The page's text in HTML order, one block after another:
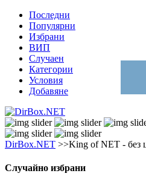
Последни
Популярни
Избрани
ВИП
Случаен
Категории
Условия
Добавяне
DirBox.NET >>King of NET - без
Случайно избрани